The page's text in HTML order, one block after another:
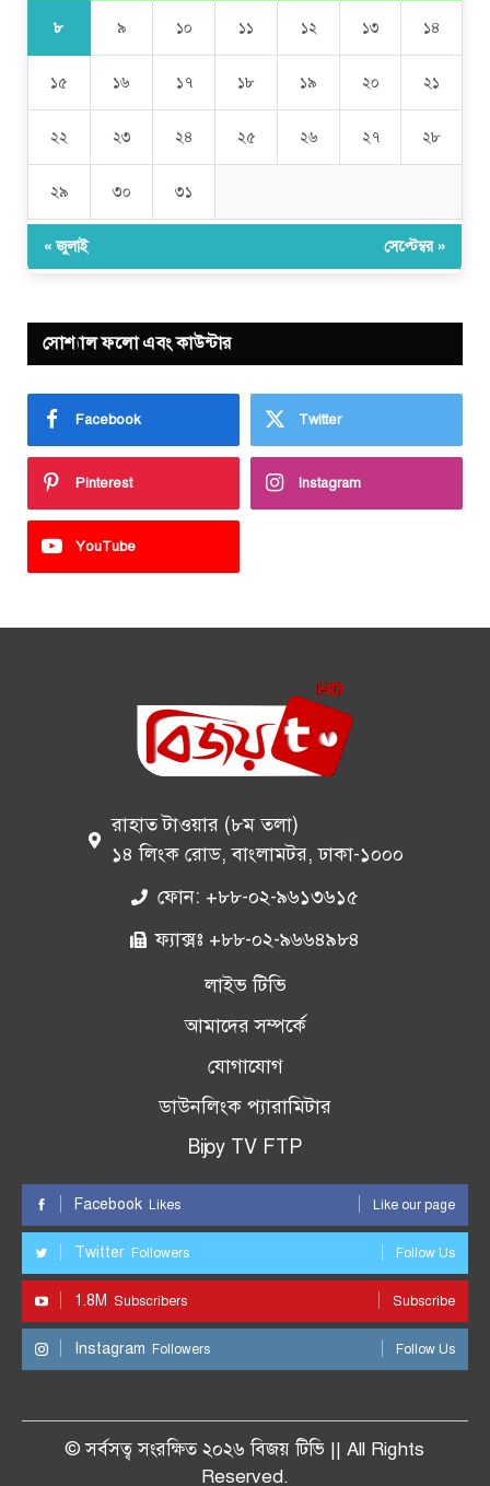
৮ ৯ ১০ ১১ ১২ ১৩ ১৪
১৫ ১৬ ১৭ ১৮ ১৯ ২০ ২১
২২ ২৩ ২৪ ২৫ ২৬ ২৭ ২৮
২৯ ৩০ ৩১
« জুলাই সেপ্টেম্বর »
সোশ্যাল ফলো এবং কাউন্টার
Facebook Twitter
Pinterest Instagram
YouTube
রাহাত টাওয়ার (৮ম তলা)
১৪ লিংক রোড, বাংলামটর, ঢাকা-১০০০
ফোন: +৮৮-০২-৯৬১৩৬১৫
ফ্যাক্সঃ +৮৮-০২-৯৬৬৪৯৮৪
লাইভ টিভি
আমাদের সম্পর্কে
যোগাযোগ
ডাউনলিংক প্যারামিটার
Bijoy TV FTP
Facebook Likes Like our page
Twitter Followers Follow Us
1.8M Subscribers Subscribe
Instagram Followers Follow Us
© সর্বসত্ব সংরক্ষিত ২০২৬ বিজয় টিভি || All Rights
Reserved.